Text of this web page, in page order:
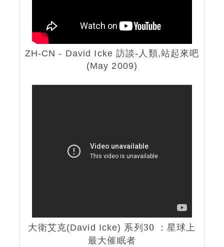
ZH-CN - David Icke 訪談-人類,站起來吧
(May 2009)
大衛艾克(David Icke) 系列30 ：星球上
最大催眠者